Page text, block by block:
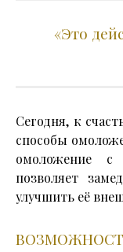
«Это
Сегодня, к
способы
омоложение
позволяет
улучшить её